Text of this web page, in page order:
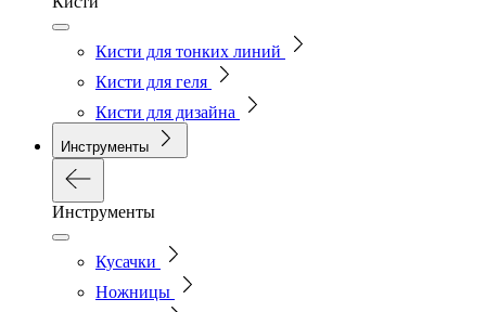
Кисти для тонких линий
Кисти для геля
Кисти для дизайна
Инструменты
Инструменты
Кусачки
Ножницы